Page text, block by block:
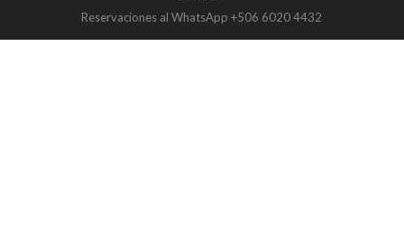
Reservaciones al WhatsApp +506 6020 4432